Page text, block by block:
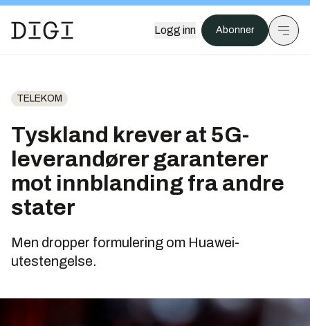
Logg inn Abonner
TELEKOM
Tyskland krever at 5G-
leverandører garanterer
mot innblanding fra andre
stater
Men dropper formulering om Huawei-
utestengelse.